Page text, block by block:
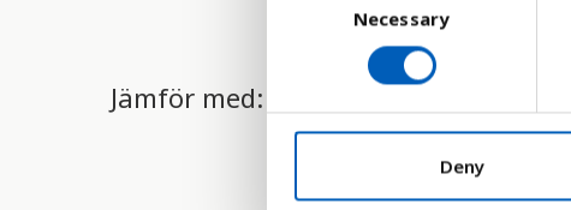
Necessary
Deny
Jämför med: